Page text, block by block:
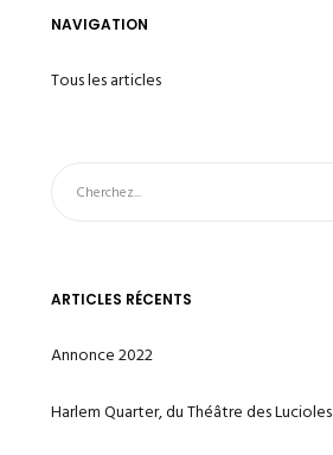
NAVIGATION
Tous les articles
ARTICLES RÉCENTS
Annonce 2022
Harlem Quarter, du Théâtre des Lucioles